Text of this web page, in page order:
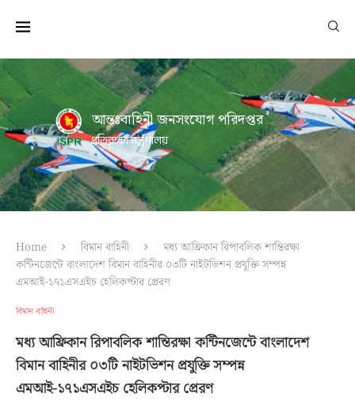
আন্তঃবাহিনী জনসংযোগ পরিদপ্তর
প্রতিরক্ষা মন্ত্রণালয়
Home বিমান বাহিনী
মধ্য আফ্রিকান রিপাবলিক শান্তিরক্ষা
কন্টিনজেন্টে বাংলাদেশ বিমান বাহিনীর ০৩টি নাইটভিশন প্রযুক্তি সম্পন্ন
এমআই-১৭১এসএইচ হেলিকপ্টার প্রেরণ
বিমান বাহিনী
মধ্য আফ্রিকান রিপাবলিক শান্তিরক্ষা কন্টিনজেন্টে বাংলাদেশ
বিমান বাহিনীর ০৩টি নাইটভিশন প্রযুক্তি সম্পন্ন
এমআই-১৭১এসএইচ হেলিকপ্টার প্রেরণ